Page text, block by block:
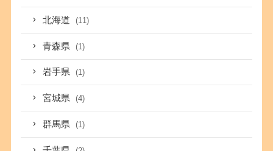
北海道 (11)
青森県 (1)
岩手県 (1)
宮城県 (4)
群馬県 (1)